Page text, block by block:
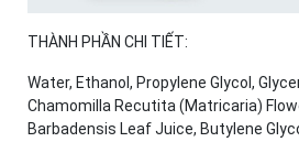
THÀNH PHẦN CHI TIẾT:
Water, Ethanol, Propylene Glycol,
Chamomilla Recutita (Matricaria)
Barbadensis Leaf Juice, Butylene